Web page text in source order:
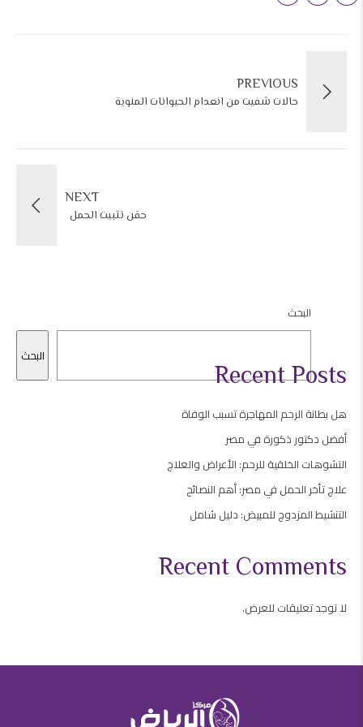
PREVIOUS
حالات شفيت من انعدام الحيوانات المنوية
NEXT
حقن تثبيت الحمل
البحث
البحث
Recent Posts
هل بطانة الرحم المهاجرة تسبب الوفاة
أفضل دكتور ذكورة في مصر
التشوهات الخلقية للرحم: الأعراض والعلاج
علاج تأخر الحمل في مصر: أهم النصائح
التنشيط المزدوج للمبيض: دليل شامل
Recent Comments
لا توجد تعليقات للعرض.